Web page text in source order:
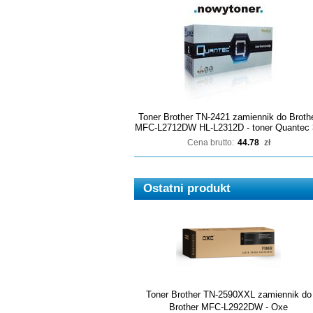
Toner Brother TN-2421 zamiennik do
MFC-L2712DW HL-L2312D - toner Quantec
Cena brutto: 44.78 zł
Ostatni produkt
Toner Brother TN-2590XXL zamiennik do
Brother MFC-L2922DW - Oxe